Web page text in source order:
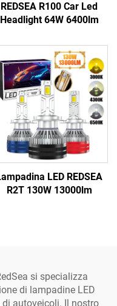
REDSEA R100 Car Led
Headlight 64W 6400lm
LED REDSEA
R2T 130W 13000lm
si specializza
di lampadine LED
autoveicoli. Il nostro